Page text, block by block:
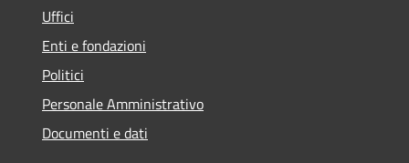
Uffici
Enti e fondazioni
Politici
Personale Amministrativo
Documenti e dati